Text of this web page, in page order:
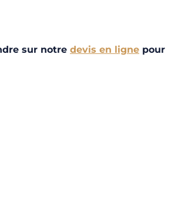
sur notre devis en ligne pour